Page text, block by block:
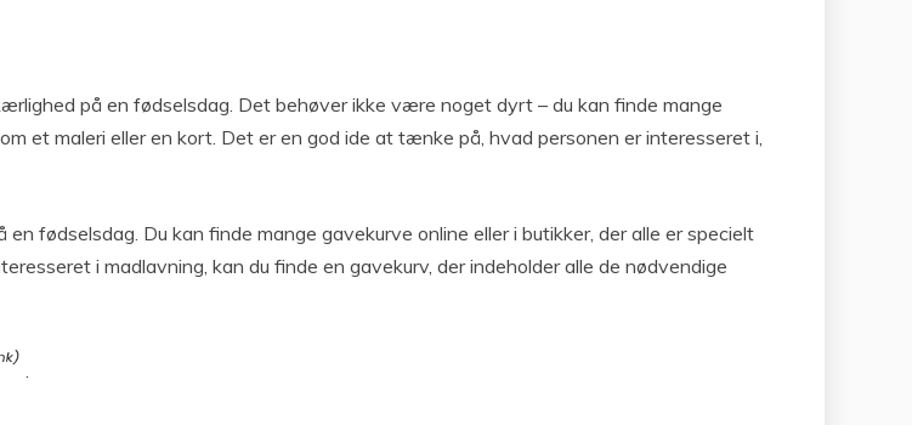
på en fødselsdag. Det behøver ikke være noget dyrt – du kan finde mange
et maleri eller en kort. Det er en god ide at tænke på, hvad personen er interesseret i,
fødselsdag. Du kan finde mange gavekurve online eller i butikker, der alle er specielt
i madlavning, kan du finde en gavekurv, der indeholder alle de nødvendige